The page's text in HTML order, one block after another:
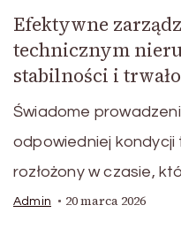
Efektywne
technicznym
stabilności i
Świadome
odpowiedniej
rozłożony w czasie,
Admin 20 marca 2026